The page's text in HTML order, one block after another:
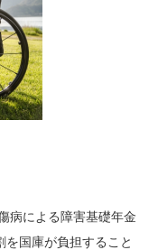
病による障害基礎年金
国庫が負担すること